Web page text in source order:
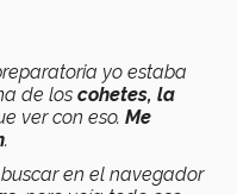
yo estaba
de los cohetes, la
ver con eso. Me
.
en el navegador